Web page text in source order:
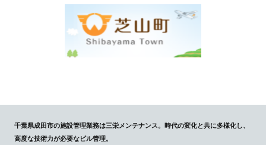
千葉県成田市の施設管理業務は三栄メンテナンス。時代の変化と共に多様化し、
高度な技術力が必要なビル管理。